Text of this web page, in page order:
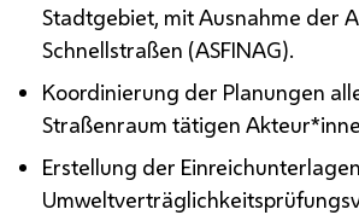
Stadtgebiet, mit Ausnahme der
Schnellstraßen (ASFINAG).
Koordinierung der Planungen
Straßenraum tätigen
Erstellung der